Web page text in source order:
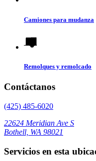
Camiones para mudanza
Remolques y remolcado
Contáctanos
(425) 485-6020
22624 Meridian Ave S
Bothell, WA 98021
Servicios en esta